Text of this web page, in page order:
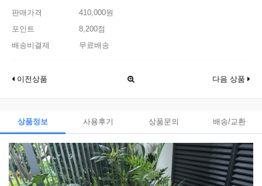
판매가격
410,000원
포인트
8,200점
배송비결제
무료배송
이전상품 다음 상품
상품정보 사용후기 상품문의 배송/교환